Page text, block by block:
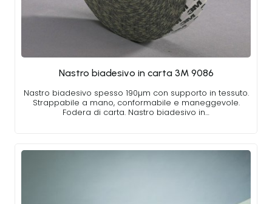
Nastro biadesivo in carta 3M 9086
Nastro biadesivo spesso 190µm con supporto in tessuto.
Strappabile a mano, conformabile e maneggevole.
Fodera di carta. Nastro biadesivo in…